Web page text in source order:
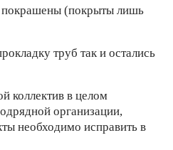
покрашены (покрыты лишь
труб так и остались
коллектив в целом
организации,
необходимо исправить в